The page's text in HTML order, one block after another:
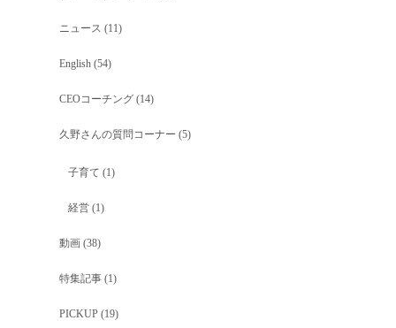
ニュース (11)
English(54)
CEOコーチング(14)
久野さんの質問コーナー (5)
子育て (1)
経営(1)
動画(38)
特集記事(1)
PICKUP(19)